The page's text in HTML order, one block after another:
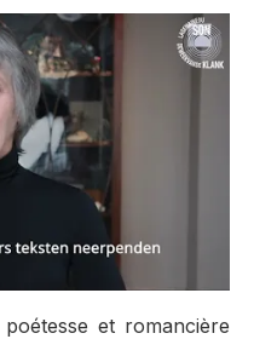
et romancière